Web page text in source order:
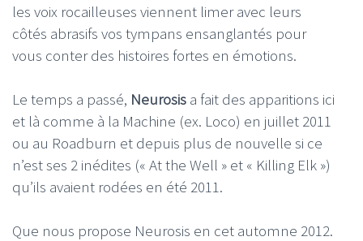
les voix rocailleuses viennent limer avec leurs
côtés abrasifs vos tympans ensanglantés pour
vous conter des histoires fortes en émotions.
Le temps a passé, Neurosis a fait des apparitions ici
et là comme à la Machine (ex. Loco) en juillet 2011
ou au Roadburn et depuis plus de nouvelle si ce
n’est ses 2 inédites (« At the Well » et « Killing Elk »)
qu’ils avaient rodées en été 2011.
Que nous propose Neurosis en cet automne 2012.